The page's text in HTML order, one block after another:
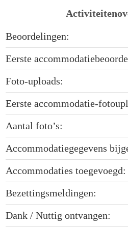
Beoordelingen:
Eerste
Foto-uploads:
Eerste accommodatie-
Aantal foto’s:
Accommodatiegegevens
Accommodaties toegevoegd:
Bezettingsmeldingen:
Dank / Nuttig ontvangen: